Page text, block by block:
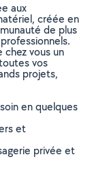
aux
créée en
de plus
vous un
vos
projets,
en quelques
et
privée et